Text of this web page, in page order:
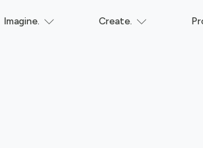
Imagine. Create.